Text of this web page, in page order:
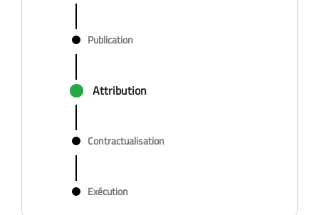
Publication
Attribution
Contractualisation
Exécution